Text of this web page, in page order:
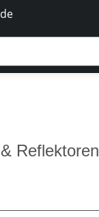
Reflektoren